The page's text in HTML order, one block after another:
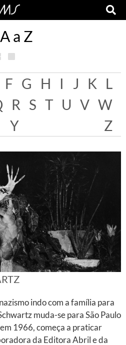
a Z
F G H I J K L
R S T U V W
Y Z
indo com a família para
muda-se para São Paulo
1966, começa a praticar
da Editora Abril e da